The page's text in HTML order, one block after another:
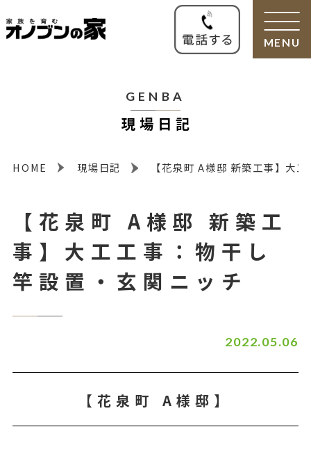
MENU
GENBA
現場日記
HOME 現場日記 【花泉町 A様邸 新築工事】大
【花泉町 A様邸 新築工
事】大工工事：物干し
竿設置・玄関ニッチ
2022.05.06
【花泉町 A様邸】